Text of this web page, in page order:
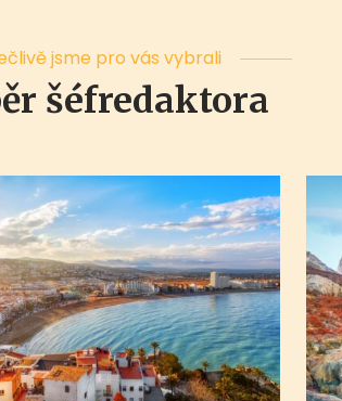
jsme pro vás vybrali
šéfredaktora